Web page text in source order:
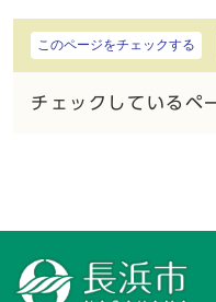
このページをチェックする
チェックしているペ